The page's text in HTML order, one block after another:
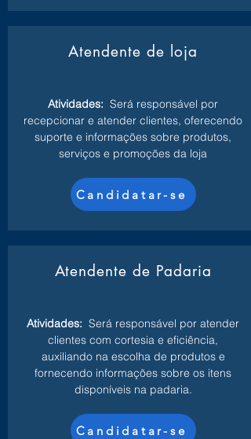
Atendente de loja
Atividades: Será responsável por
recepcionar e atender clientes, oferecendo
suporte e informações sobre produtos,
serviços e promoções da loja
Candidatar-se
Atendente de Padaria
Atividades: Será responsável por atender
clientes com cortesia e eficiência,
auxiliando na escolha de produtos e
fornecendo informações sobre os itens
disponíveis na padaria.
Candidatar-se